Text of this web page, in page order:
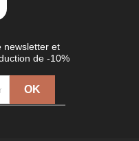
newsletter et
de -10%